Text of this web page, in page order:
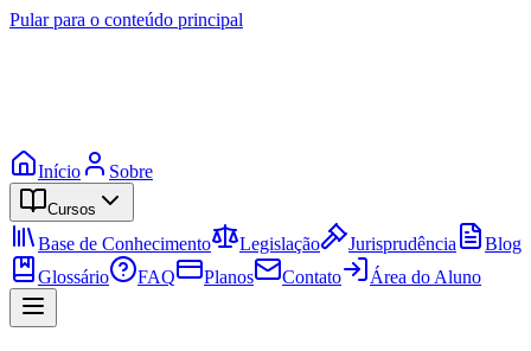
Pular para o conteúdo principal
Início Sobre
Cursos
Base de Conhecimento Legislação Jurisprudência
Blog
Glossário
FAQ Planos Contato Área do Aluno